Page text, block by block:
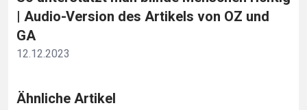
| Audio-Version des Artikels von OZ und
GA
12.12.2023
Ähnliche Artikel